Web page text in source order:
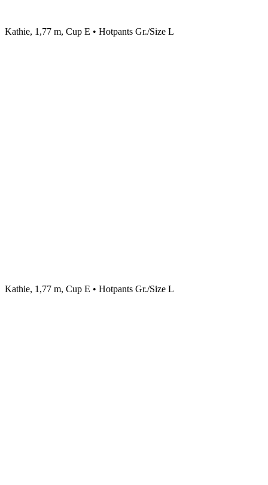
Kathie, 1,77 m, Cup E • Hotpants Gr./Size L
Kathie, 1,77 m, Cup E • Hotpants Gr./Size L